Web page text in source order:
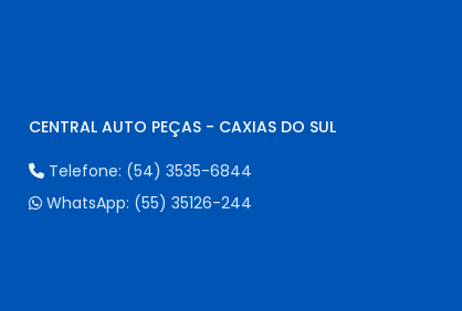
CENTRAL AUTO PEÇAS - CAXIAS DO SUL
Telefone: (54) 3535-6844
WhatsApp: (55) 35126-244